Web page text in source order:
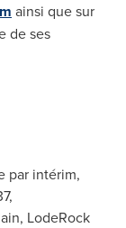
ainsi que sur
de ses
par intérim,
LodeRock